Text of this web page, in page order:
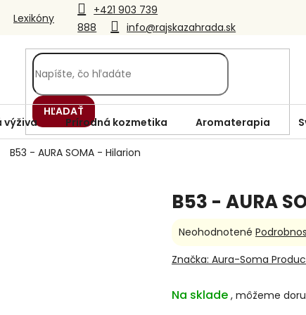
+421 903 739
888
info@rajskazahrada.sk
Lexikóny
HĽADAŤ
výživa Prírodná kozmetika Aromaterapia
B53 - AURA SOMA - Hilarion
B53 - AURA
Na sklade
Priemerné
produktu
z
Neohodnotené
Značka: Aura-Soma